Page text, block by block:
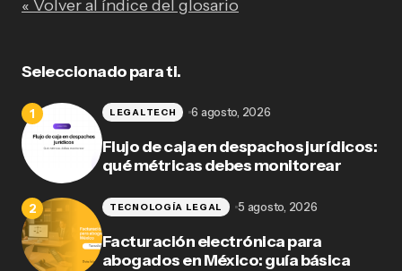
« Volver al índice del glosario
Seleccionado para ti.
Flujo de caja en despachos jurídicos:
qué métricas debes monitorear
LEGALTECH 6 agosto, 2026
Facturación electrónica para
abogados en México: guía básica
TECNOLOGÍA LEGAL 5 agosto, 2026